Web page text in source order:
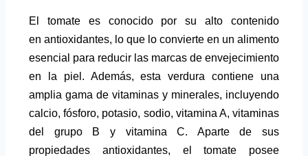
El tomate es conocido por su alto contenido
en antioxidantes, lo que lo convierte en un alimento
esencial para reducir las marcas de envejecimiento
en la piel. Además, esta verdura contiene una
amplia gama de vitaminas y minerales, incluyendo
calcio, fósforo, potasio, sodio, vitamina A, vitaminas
del grupo B y vitamina C. Aparte de sus
propiedades antioxidantes, el tomate posee